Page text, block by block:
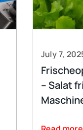
July 7,
– Salat